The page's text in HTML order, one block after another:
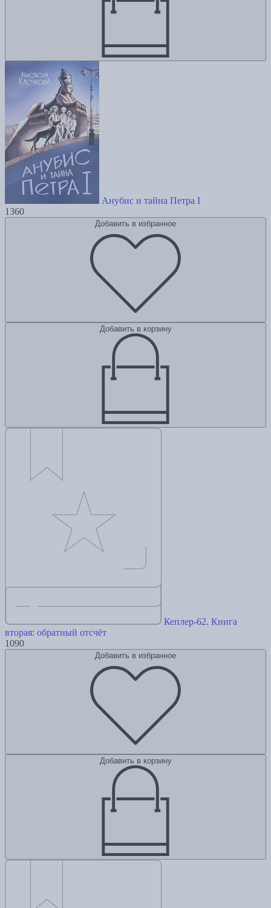
Анубис и тайна Петра I
1360
Добавить в избранное
Добавить в корзину
Кеплер-62. Книга
вторая: обратный отсчёт
1090
Добавить в избранное
Добавить в корзину